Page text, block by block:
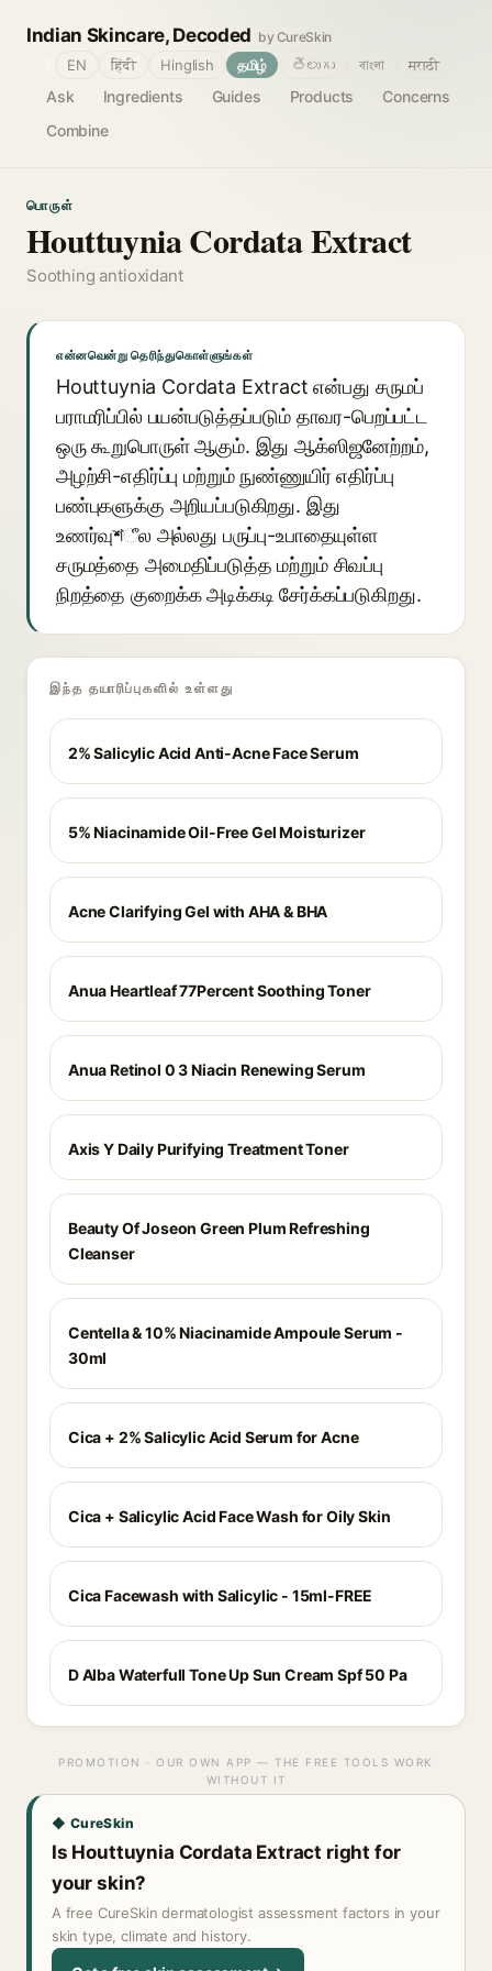
Indian Skincare, Decoded by CureSkin
Ask Ingredients Guides Products
Concerns
Combine
EN हिंदी Hinglish தமிழ் తెలుగు বাংলা मराठी
பொருள்
Houttuynia Cordata Extract
Soothing antioxidant
என்னவென்று தெரிந்துகொள்ளுங்கள்
Houttuynia Cordata Extract என்பது சருமப்
பராமரிப்பில் பயன்படுத்தப்படும் தாவர-பெறப்பட்ட
ஒரு கூறுபொருள் ஆகும். இது ஆக்ஸிஜனேற்றம்,
அழற்சி-எதிர்ப்பு மற்றும் நுண்ணுயிர் எதிர்ப்பு
பண்புகளுக்கு அறியப்படுகிறது. இது
உணர்வுশீல அல்லது பருப்பு-உபாதையுள்ள
சருமத்தை அமைதிப்படுத்த மற்றும் சிவப்பு
நிறத்தை குறைக்க அடிக்கடி சேர்க்கப்படுகிறது.
இந்த தயாரிப்புகளில் உள்ளது
2% Salicylic Acid Anti-Acne Face Serum
5% Niacinamide Oil-Free Gel Moisturizer
Acne Clarifying Gel with AHA & BHA
Anua Heartleaf 77Percent Soothing Toner
Anua Retinol 0 3 Niacin Renewing Serum
Axis Y Daily Purifying Treatment Toner
Beauty Of Joseon Green Plum Refreshing
Cleanser
Centella & 10% Niacinamide Ampoule Serum -
30ml
Cica + 2% Salicylic Acid Serum for Acne
Cica + Salicylic Acid Face Wash for Oily Skin
Cica Facewash with Salicylic - 15ml-FREE
D Alba Waterfull Tone Up Sun Cream Spf 50 Pa
PROMOTION · OUR OWN APP — THE FREE TOOLS WORK
WITHOUT IT
◆ CureSkin
Is Houttuynia Cordata Extract right for
your skin?
A free CureSkin dermatologist assessment factors in your
skin type, climate and history.